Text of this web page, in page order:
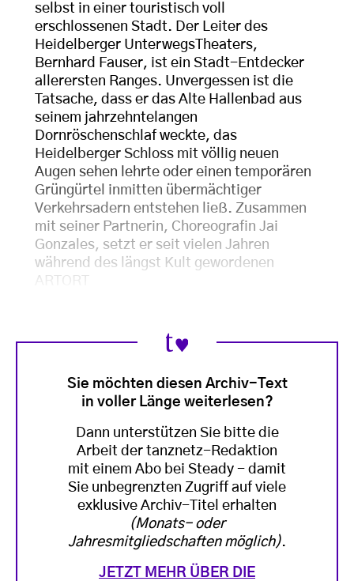
selbst in einer touristisch voll
erschlossenen Stadt. Der Leiter des
Heidelberger UnterwegsTheaters,
Bernhard Fauser, ist ein Stadt-Entdecker
allerersten Ranges. Unvergessen ist die
Tatsache, dass er das Alte Hallenbad aus
seinem jahrzehntelangen
Dornröschenschlaf weckte, das
Heidelberger Schloss mit völlig neuen
Augen sehen lehrte oder einen temporären
Grüngürtel inmitten übermächtiger
Verkehrsadern entstehen ließ. Zusammen
mit seiner Partnerin, Choreografin Jai
Gonzales, setzt er seit vielen Jahren
während des längst Kult gewordenen
ARTORT
Sie möchten diesen Archiv-Text
in voller Länge weiterlesen?
Dann unterstützen Sie bitte die
Arbeit der tanznetz-Redaktion
mit einem Abo bei Steady - damit
Sie unbegrenzten Zugriff auf viele
exklusive Archiv-Titel erhalten
(Monats- oder
Jahresmitgliedschaften möglich).
JETZT MEHR ÜBER DIE